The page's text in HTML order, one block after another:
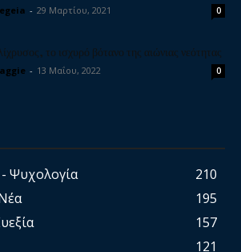
- 29 Μαρτίου, 2021 0
το ισχυρό βότανο της αιώνιας νεότητας
- 13 Μαΐου, 2022 0
Ψυχολογία
210
195
157
121